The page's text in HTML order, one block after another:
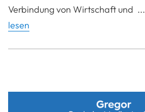
Verbindung von Wirtschaft und ...
lesen